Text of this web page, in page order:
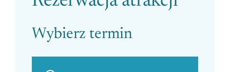
Wybierz termin